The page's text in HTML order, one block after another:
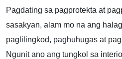
Pagdating sa pagprotekta at
sasakyan, alam mo na ang
paglilingkod, paghuhugas at
Ngunit ano ang tungkol sa